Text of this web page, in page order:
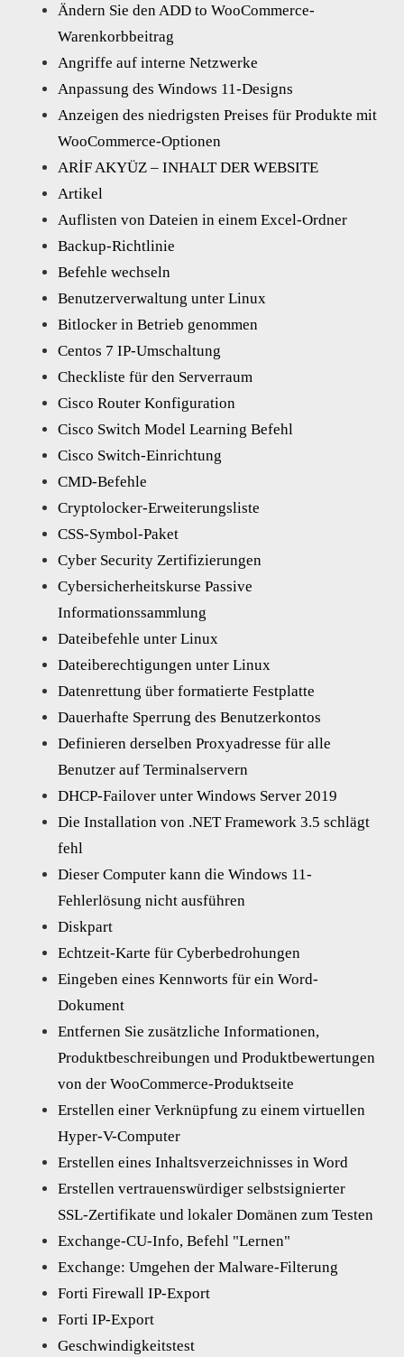
Ändern Sie den ADD to WooCommerce-
Warenkorbbeitrag
Angriffe auf interne Netzwerke
Anpassung des Windows 11-Designs
Anzeigen des niedrigsten Preises für Produkte mit
WooCommerce-Optionen
ARİF AKYÜZ – INHALT DER WEBSITE
Artikel
Auflisten von Dateien in einem Excel-Ordner
Backup-Richtlinie
Befehle wechseln
Benutzerverwaltung unter Linux
Bitlocker in Betrieb genommen
Centos 7 IP-Umschaltung
Checkliste für den Serverraum
Cisco Router Konfiguration
Cisco Switch Model Learning Befehl
Cisco Switch-Einrichtung
CMD-Befehle
Cryptolocker-Erweiterungsliste
CSS-Symbol-Paket
Cyber Security Zertifizierungen
Cybersicherheitskurse Passive
Informationssammlung
Dateibefehle unter Linux
Dateiberechtigungen unter Linux
Datenrettung über formatierte Festplatte
Dauerhafte Sperrung des Benutzerkontos
Definieren derselben Proxyadresse für alle
Benutzer auf Terminalservern
DHCP-Failover unter Windows Server 2019
Die Installation von .NET Framework 3.5 schlägt
fehl
Dieser Computer kann die Windows 11-
Fehlerlösung nicht ausführen
Diskpart
Echtzeit-Karte für Cyberbedrohungen
Eingeben eines Kennworts für ein Word-
Dokument
Entfernen Sie zusätzliche Informationen,
Produktbeschreibungen und Produktbewertungen
von der WooCommerce-Produktseite
Erstellen einer Verknüpfung zu einem virtuellen
Hyper-V-Computer
Erstellen eines Inhaltsverzeichnisses in Word
Erstellen vertrauenswürdiger selbstsignierter
SSL-Zertifikate und lokaler Domänen zum Testen
Exchange-CU-Info, Befehl "Lernen"
Exchange: Umgehen der Malware-Filterung
Forti Firewall IP-Export
Forti IP-Export
Geschwindigkeitstest